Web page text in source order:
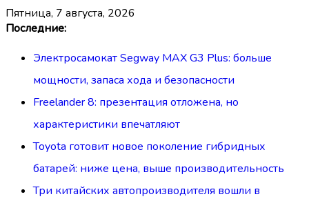
Перейти
содержимому
пятница, 7 августа, 2026
Последние:
Электросамокат Segway MAX G3 Plus: больше
мощности, запаса хода и безопасности
Freelander 8: презентация отложена, но
характеристики впечатляют
Toyota готовит новое поколение гибридных
батарей: ниже цена, выше производительность
Три китайских автопроизводителя вошли в